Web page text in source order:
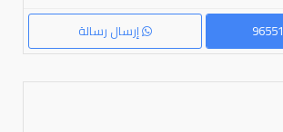
إرسال رسالة